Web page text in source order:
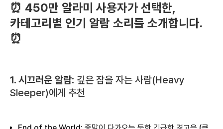
⏰ 450만 알라미 사용자가 선택한,
카테고리별 인기 알람 소리를 소개합니다.
⏰
1. 시끄러운 알람: 깊은 잠을 자는 사람(Heavy
Sleeper)에게 추천